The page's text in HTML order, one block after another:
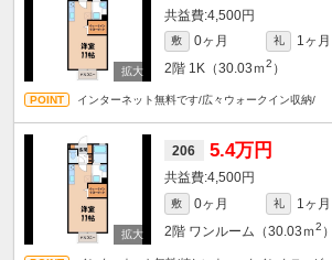
4,500円
敷 0ヶ月 礼
1ヶ月
2階 1K（30.03ｍ2 ）
インターネット無料です/広々ウォークイン収納/
206 5.4万円
4,500円
敷 0ヶ月 礼
1ヶ月
2階 ワンルーム（30.03ｍ2 ）